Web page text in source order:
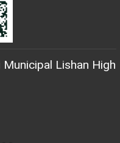
Municipal Lishan High